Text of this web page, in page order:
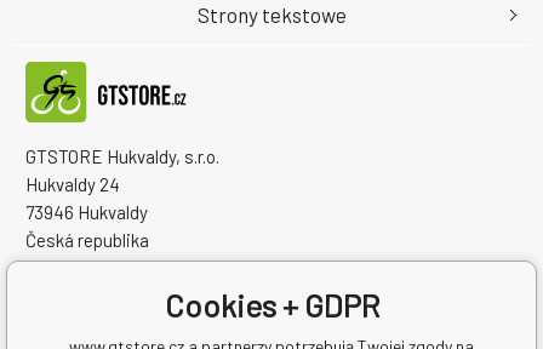
GTSTORE Hukvaldy, s.r.o.
Hukvaldy 24
73946 Hukvaldy
Česká republika
Numer identyfikacyjny firmy: 22259848
Strony tekstowe
Cookies + GDPR